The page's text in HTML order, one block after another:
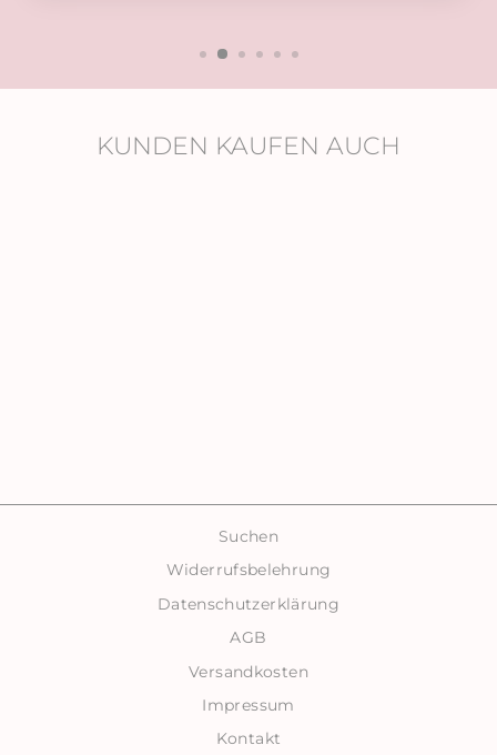
KUNDEN KAUFEN AUCH
Suchen
Widerrufsbelehrung
Datenschutzerklärung
AGB
Versandkosten
Impressum
Kontakt